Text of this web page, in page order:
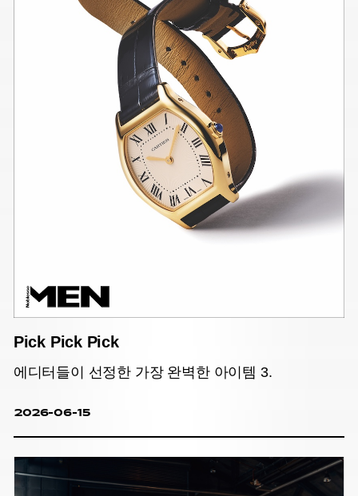
Pick Pick Pick
에디터들이 선정한 가장 완벽한 아이템 3.
2026-06-15